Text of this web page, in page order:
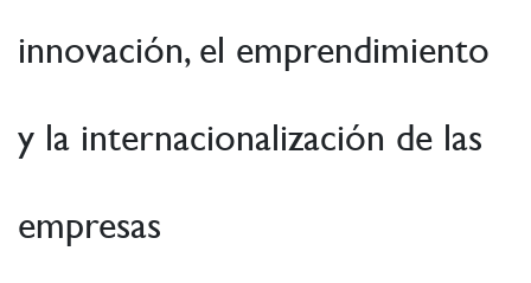
innovación, el emprendimiento
y la internacionalización de las
empresas